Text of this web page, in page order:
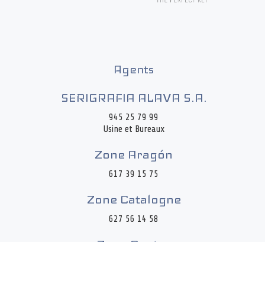
Agents
SERIGRAFIA ALAVA S.A.
945 25 79 99
Usine et Bureaux
Zone Aragón
617 39 15 75
Zone Catalogne
627 56 14 58
Zone Centre